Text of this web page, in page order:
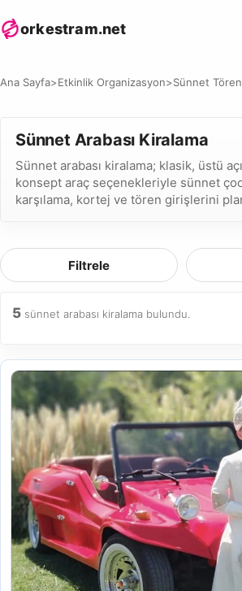
orkestram.net
Ana Sayfa>Etkinlik Organizasyon>Sünnet
Sünnet Arabası Kiralama
Sünnet arabası kiralama; klasik, üstü
konsept araç seçenekleriyle sünnet
karşılama, kortej ve tören girişlerini
Filtrele
5 sünnet arabası kiralama bulundu.